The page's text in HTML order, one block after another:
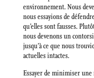
environnement. Nous
nous essayions de
qu’elles sont fausses.
nous devenons un
jusqu’à ce que nous
actuelles intactes.
Essayer de minimiser une